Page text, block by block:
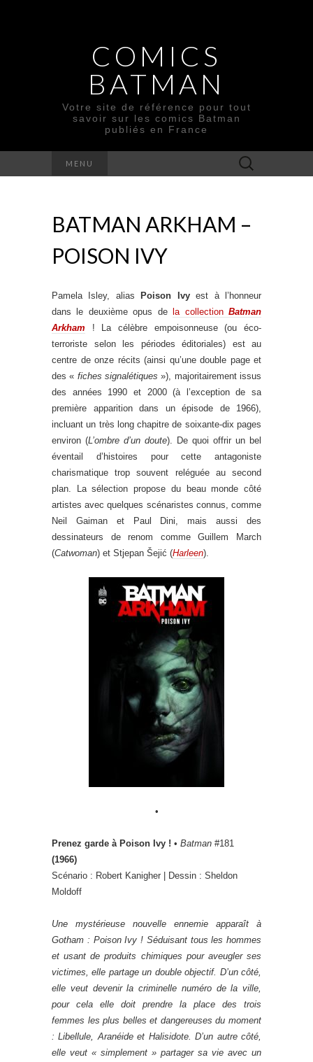
COMICS
BATMAN
Votre site de référence pour tout
savoir sur les comics Batman
publiés en France
MENU Rechercher :
BATMAN ARKHAM –
POISON IVY
Pamela Isley, alias Poison Ivyest à l’honneur
dans le deuxième opus de
la collectionBatman
Arkham ! La célèbre empoisonneuse (ou éco-
terroriste selon les périodes éditoriales) est au
centre de onze récits (ainsi qu’une double page et
des « fiches signalétiques »), majoritairement issus
des années 1990 et 2000 (à l’exception de sa
première apparition dans un épisode de 1966),
incluant un très long chapitre de soixante-dix pages
environ (L’ombre d’un doute). De quoi offrir un bel
éventail d’histoires pour cette antagoniste
charismatique trop souvent reléguée au second
plan. La sélection propose du beau monde côté
artistes avec quelques scénaristes connus, comme
Neil Gaiman et Paul Dini, mais aussi des
dessinateurs de renom comme Guillem March
(Catwoman) et Stjepan Šejić (Harleen).
•
Prenez garde à Poison Ivy ! • Batman #181
(1966)
Scénario : Robert Kanigher | Dessin : Sheldon
Moldoff
Une mystérieuse nouvelle ennemie apparaît à
Gotham : Poison Ivy ! Séduisant tous les hommes
et usant de produits chimiques pour aveugler ses
victimes, elle partage un double objectif. D’un côté,
elle veut devenir la criminelle numéro de la ville,
pour cela elle doit prendre la place des trois
femmes les plus belles et dangereuses du moment
: Libellule, Aranéide et Halisidote. D’un autre côté,
elle veut « simplement » partager sa vie avec un